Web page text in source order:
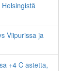
Viipurissa ja
+4 C astetta,